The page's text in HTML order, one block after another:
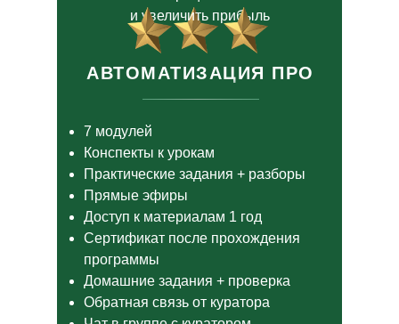
АВТОМАТИЗАЦИЯ ПРО
и увеличить прибыль
7 модулей
Конспекты к урокам
Практические задания + разборы
Прямые эфиры
Доступ к материалам 1 год
Сертификат после прохождения
программы
Домашние задания + проверка
Обратная связь от куратора